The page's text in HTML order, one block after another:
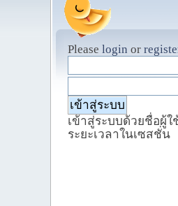
Please login or
เข้าสู่ระบบด้วยชื่อผู้ใ
ระยะเวลาในเซสชั่น